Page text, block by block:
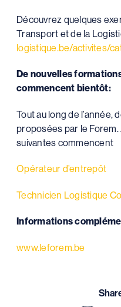
Découvrez quelques
Transport et de la
logistique.be/activites/
De nouvelles
commencent bientôt:
Tout au long de l’année,
proposées par le
suivantes commencent
Opérateur d’entrepôt
Technicien Logistique
Informations
www.leforem.be